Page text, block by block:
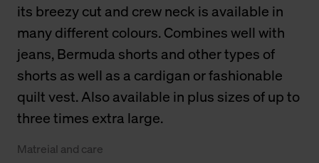
its breezy cut and crew neck is available in
many different colours. Combines well with
jeans, Bermuda shorts and other types of
shorts as well as a cardigan or fashionable
quilt vest. Also available in plus sizes of up to
three times extra large.
Matreial and care